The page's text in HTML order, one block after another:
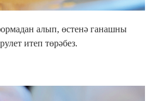
алып, өстенә ганашны
итеп төрәбез.